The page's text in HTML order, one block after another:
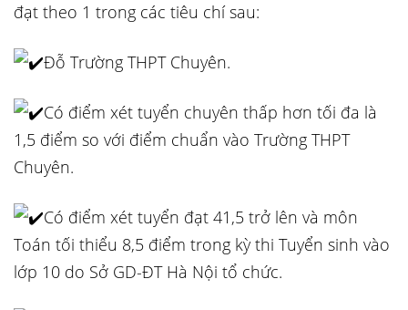
đạt theo 1 trong các tiêu chí sau:
Đỗ Trường THPT Chuyên.
Có điểm xét tuyển chuyên thấp hơn tối đa là
1,5 điểm so với điểm chuẩn vào Trường THPT
Chuyên.
Có điểm xét tuyển đạt 41,5 trở lên và môn
Toán tối thiểu 8,5 điểm trong kỳ thi Tuyển sinh vào
lớp 10 do Sở GD-ĐT Hà Nội tổ chức.